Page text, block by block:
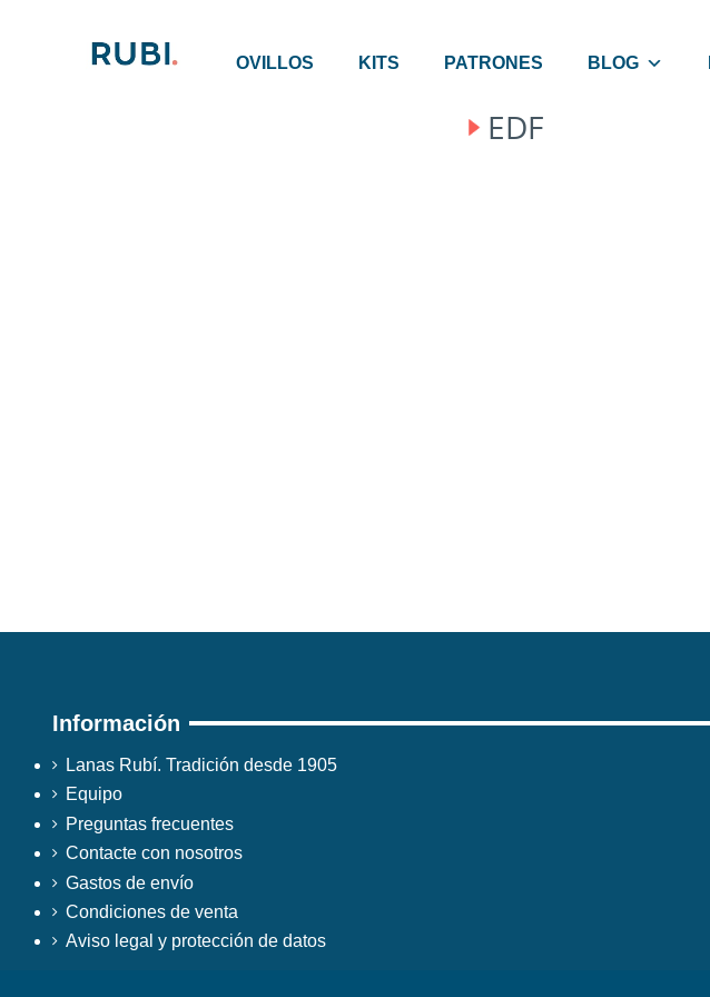
OVILLOS KITS PATRONES BLOG
EDF
Información
Lanas Rubí. Tradición desde 1905
Equipo
Preguntas frecuentes
Contacte con nosotros
Gastos de envío
Condiciones de venta
Aviso legal y protección de datos